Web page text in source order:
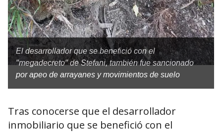
El desarrollador que se benefició con el
"megadecreto" de Stefani, también fue sancionado
por apeo de arrayanes y movimientos de suelo
Tras conocerse que el desarrollador
inmobiliario que se benefició con el